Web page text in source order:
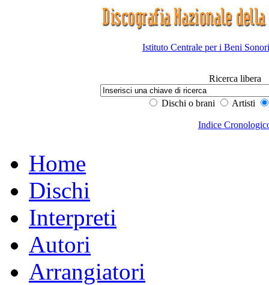
Istituto Centrale per i Beni
Ricerca libera
Dischi o brani Artisti
Indice
Home
Dischi
Interpreti
Autori
Arrangiatori